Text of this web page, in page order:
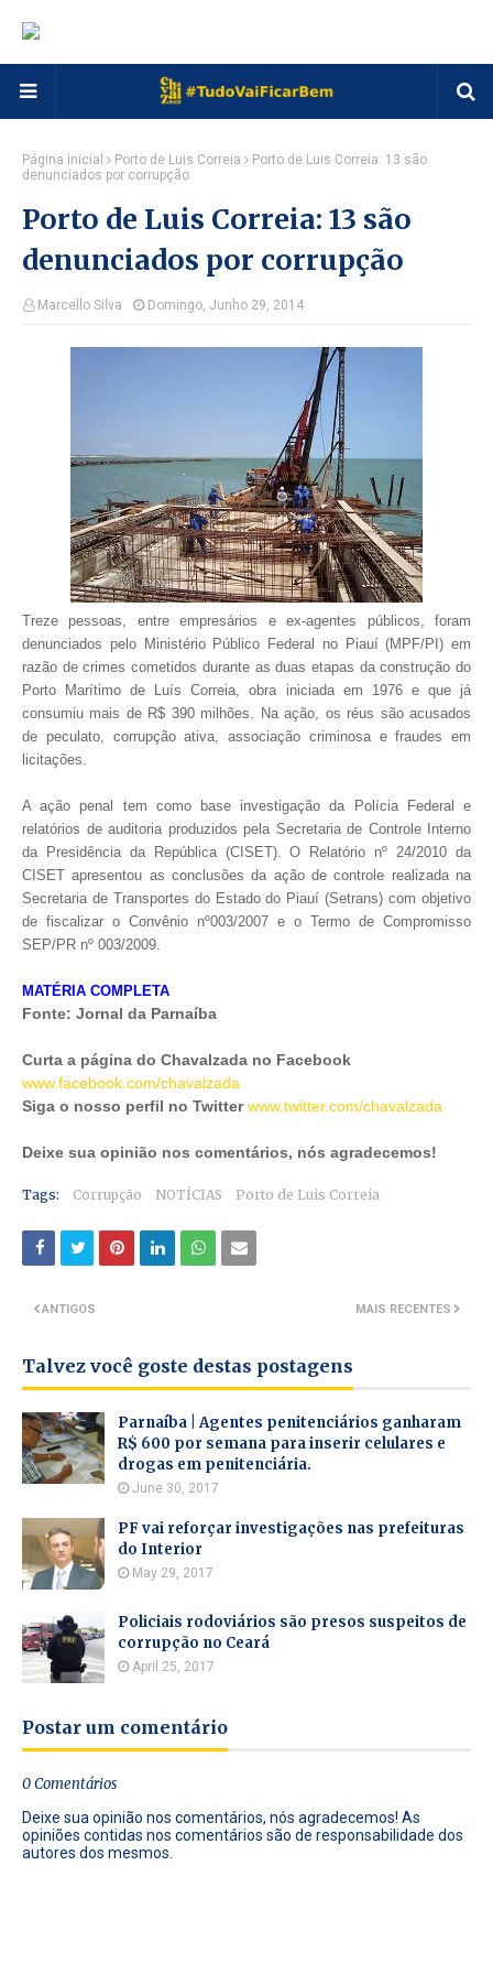
Página inicial Porto de Luis Correia
Porto de Luis Correia: 13 são
denunciados por corrupção
Porto de Luis Correia: 13 são
denunciados por corrupção
Marcello Silva Domingo, Junho 29, 2014
Treze pessoas, entre empresários e ex-agentes públicos, foram
denunciados pelo Ministério Público Federal no Piauí (MPF/PI) em
razão de crimes cometidos durante as duas etapas da construção do
Porto Marítimo de Luís Correia, obra iniciada em 1976 e que já
consumiu mais de R$ 390 milhões. Na ação, os réus são acusados
de peculato, corrupção ativa, associação criminosa e fraudes em
licitações.
A ação penal tem como base investigação da Polícia Federal e
relatórios de auditoria produzidos pela Secretaria de Controle Interno
da Presidência da República (CISET). O Relatório nº 24/2010 da
CISET apresentou as conclusões da ação de controle realizada na
Secretaria de Transportes do Estado do Piauí (Setrans) com objetivo
de fiscalizar o Convênio nº003/2007 e o Termo de Compromisso
SEP/PR nº 003/2009.
MATÉRIA COMPLETA
Fonte: Jornal da Parnaíba
Curta a página do Chavalzada no Facebook
www.facebook.com/chavalzada
Siga o nosso perfil no Twitter www.twitter.com/chavalzada
Deixe sua opinião nos comentários, nós agradecemos!
Tags: Corrupção NOTÍCIAS Porto de Luis Correia
MAIS RECENTES
ANTIGOS
Talvez você goste destas postagens
Parnaíba | Agentes penitenciários ganharam
R$ 600 por semana para inserir celulares e
drogas em penitenciária.
June 30, 2017
PF vai reforçar investigações nas prefeituras
do Interior
May 29, 2017
Policiais rodoviários são presos suspeitos de
corrupção no Ceará
April 25, 2017
Postar um comentário
0 Comentários
Deixe sua opinião nos comentários, nós agradecemos! As
opiniões contidas nos comentários são de responsabilidade dos
autores dos mesmos.